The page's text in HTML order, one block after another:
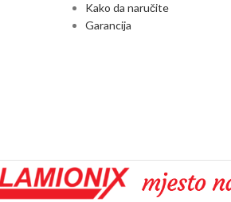
Kako da naručite
Garancija